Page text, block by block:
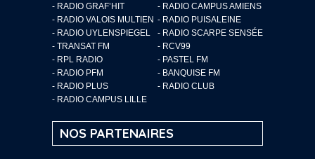
- RADIO GRAF’HIT
- RADIO CAMPUS AMIENS
- RADIO VALOIS MULTIEN - RADIO PUISALEINE
- RADIO UYLENSPIEGEL
- RADIO SCARPE SENSÉE
- TRANSAT FM
- RCV99
- RPL RADIO
- PASTEL FM
- RADIO PFM
- BANQUISE FM
- RADIO PLUS
- RADIO CLUB
- RADIO CAMPUS LILLE
NOS PARTENAIRES